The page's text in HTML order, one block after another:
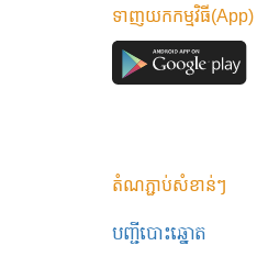
ទាញយកកម្មវិធី
តំណភ្ជាប់សំខាន់ៗ
បញ្ជីបោះឆ្នោត